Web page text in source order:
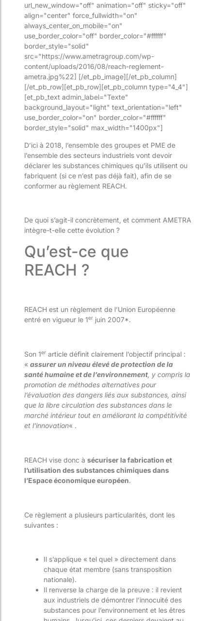
url_new_window="off" animation="off" sticky="off"
align="center" force_fullwidth="on"
always_center_on_mobile="on"
use_border_color="off" border_color="#ffffff"
border_style="solid"
src="https://www.ametragroup.com/wp-
content/uploads/2016/08/reach-reglement-
ametra.jpg%22] [/et_pb_image][/et_pb_column]
[/et_pb_row][et_pb_row][et_pb_column type="4_4"]
[et_pb_text admin_label="Texte"
background_layout="light" text_orientation="left"
use_border_color="on" border_color="#ffffff"
border_style="solid" max_width="1400px"]
D’ici à 2018, l’ensemble des groupes et PME de
l’ensemble des secteurs industriels vont devoir
déclarer les substances chimiques qu’ils utilisent ou
fabriquent (si ce n’est pas déjà fait), afin de se
conformer au règlement REACH.
De quoi s’agit-il concrètement, et comment AMETRA
intègre-t-elle cette évolution ?
Qu’est-ce que
REACH ?
REACH est un règlement de l’Union Européenne
entré en vigueur le 1er juin 2007*.
Son 1er article définit clairement l’objectif principal :
« assurer un niveau élevé de protection de la
santé humaine et de l’environnement, y compris la
promotion de méthodes alternatives pour
l’évaluation des dangers liés aux substances, ainsi
que la libre circulation des substances dans le
marché intérieur tout en améliorant la compétitivité
et l’innovation« .
REACH vise donc à sécuriser la fabrication et
l’utilisation des substances chimiques dans
l’Espace économique européen.
Ce règlement a plusieurs particularités, dont les
suivantes :
Il s’applique « tel quel » directement dans
chaque état membre (sans transposition
nationale).
Il renverse la charge de la preuve : il revient
aux industriels de démontrer l’innocuité des
substances pour l’environnement et les êtres